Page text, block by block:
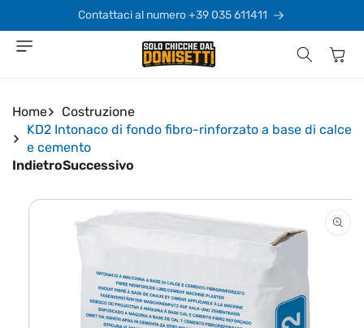
direttamente
ai contenuti
Contattaci al numero +39 035 611411
Carrello
Home
Costruzione
KD2 Intonaco di fondo fibro-rinforzato a base di calce
e cemento
IndietroSuccessivo
Passa alle
informazioni
sul prodotto